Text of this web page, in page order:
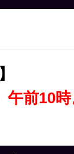
午前10